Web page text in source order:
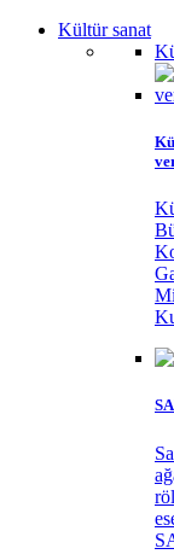
Kültür sanat